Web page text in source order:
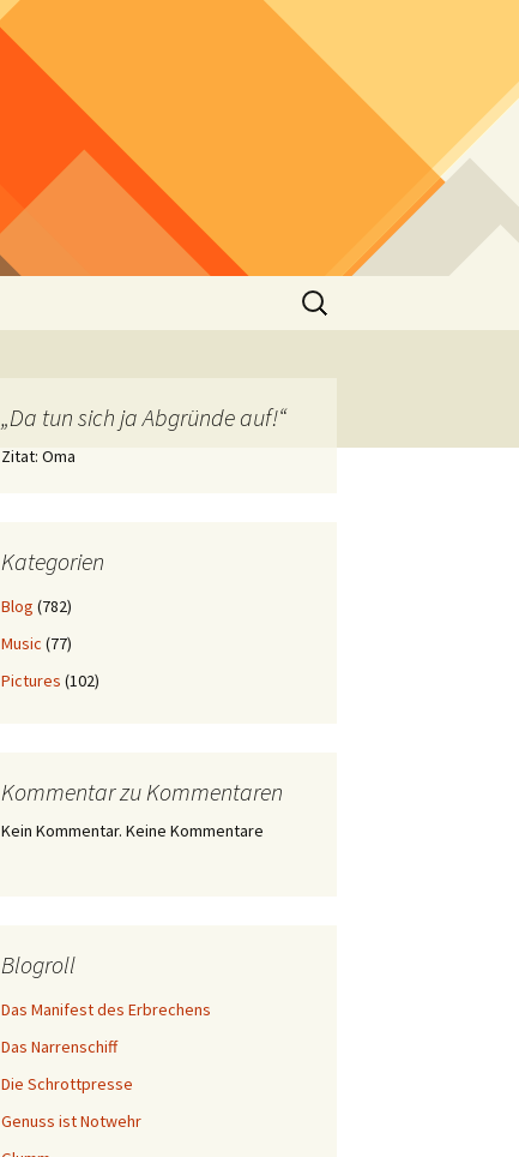
Suchen
nach:
„Da tun sich ja Abgründe auf!“
Zitat: Oma
Kategorien
Blog (782)
Music (77)
Pictures (102)
Kommentar zu Kommentaren
Kein Kommentar. Keine Kommentare
Blogroll
Das Manifest des Erbrechens
Das Narrenschiff
Die Schrottpresse
Genuss ist Notwehr